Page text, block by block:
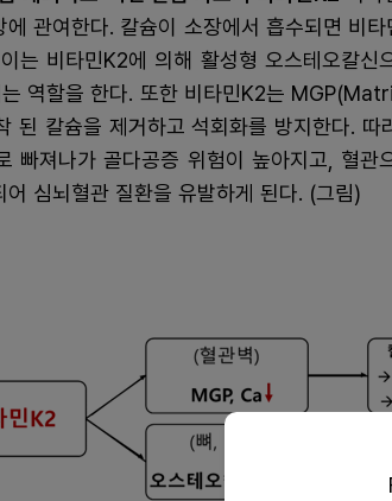
에 관여한다. 칼슘이 소장에서 흡수되면 비
는 비타민K2에 의해 활성형 오스테오칼신
는 역할을 한다. 또한 비타민K2는
된 칼슘을 제거하고 석회화를 방지한다. 따
빠져나가 골다공증 위험이 높아지고, 혈관
심뇌혈관 질환을 유발하게 된다. (그림)